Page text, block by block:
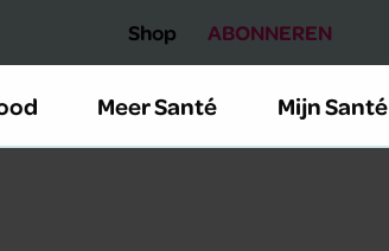
Shop ABONNEREN
Meer Santé Mijn Santé